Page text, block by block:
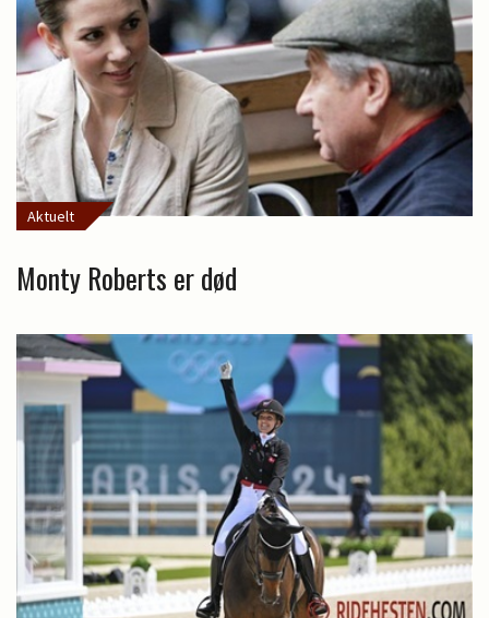
Aktuelt
Monty Roberts er død